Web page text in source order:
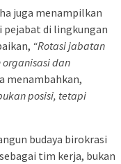
juga menampilkan
pejabat di lingkungan
“Rotasi jabatan
dan
menambahkan,
posisi, tetapi
budaya birokrasi
tim kerja, bukan